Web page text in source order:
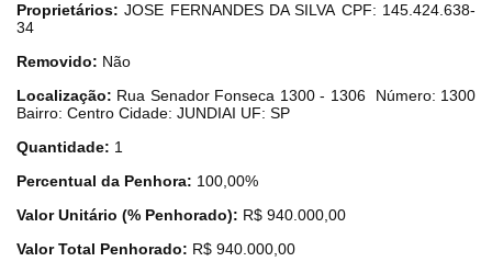
Proprietários:JOSE FERNANDES DA SILVA CPF: 145.424.638-
34
Removido: Não
Localização: Rua Senador Fonseca 1300 - 1306
Número: 1300
Bairro: Centro Cidade: JUNDIAI UF: SP
Quantidade: 1
Percentual da Penhora: 100,00%
Valor Unitário (% Penhorado): R$ 940.000,00
Valor Total Penhorado: R$ 940.000,00